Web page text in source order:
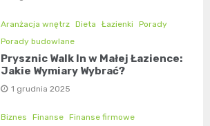
Aranżacja wnętrz Dieta Łazienki
Porady
Porady budowlane
Prysznic Walk In w Małej Łazience:
Jakie Wymiary Wybrać?
1 grudnia 2025
Biznes Finanse Finanse firmowe